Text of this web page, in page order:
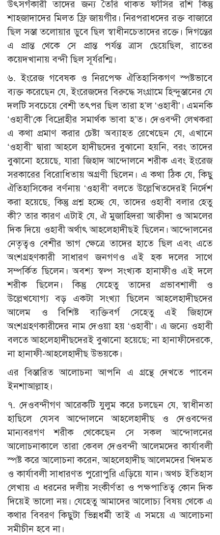
উৎসর্গকারী তাদের জন্য তৈরি থাকত ফাঁসির রশি কিন্তু
শাহজাদাদের মিলত ফ্রি জায়গীর। নিরপরাধদের রক্ত বাজারে
ছিল সস্তা তলোয়ার ডুবে ছিল স্বাধীনচেতাদের রক্তে। দিগন্তের
এ প্রান্ত থেকে সে প্রান্ত পর্যন্ত ত্রাস ছেয়েছিল, রাতের
কয়েদখানায় বন্দী ছিল সূর্যরশ্মি।
৬. ইংরেজ গবেষক ও নিরপেক্ষ ঐতিহাসিকগণ স্পষ্টভাবে
ব্যক্ত করেছেন যে, ইংরেজদের বিরুদ্ধে সংগ্রামে হিন্দুস্তানের যে
দলটি সবচেয়ে বেশী তৎপর ছিল তারা হ’ল ‘ওহাবী’। এমনকি
‘ওহাবী’কে বিদ্রোহীর সমার্থক ভাবা হ’ত। দেওবন্দী লেখকরা
এ কথা প্রমাণ করার চেষ্টা অব্যাহত রেখেছেন যে, এখানে
‘ওহাবী’ দ্বারা আহলে হাদীছদের বুঝানো হয়নি, বরং তাদের
বুঝানো হয়েছে, যারা জিহাদ আন্দোলনে শরীক এবং ইংরেজ
সরকারের বিরোধিতায় অগ্রণী ছিলেন। এ কথা ঠিক যে, কিছু
ঐতিহাসিকের বর্ণনায় ‘ওহাবী’ বলতে উল্লেখিতদেরই নির্দেশ
করা হয়েছে, কিন্তু প্রশ্ন হচ্ছে যে, তাদের ওহাবী বলার হেতু
কী? তার কারণ এটাই যে, ঐ মুজাহিদরা আক্বীদা ও আমলের
দিক দিয়ে ওহাবী অর্থাৎ আহলেহাদীছই ছিলেন। আন্দোলনের
নেতৃত্বও বেশীর ভাগ ক্ষেত্রে তাদের হাতে ছিল এবং এতে
অংশগ্রহণকারী সাধারণ জনগণও এই হক দলের সাথে
সম্পর্কিত ছিলেন। অবশ্য স্বল্প সংখ্যক হানাফীও এই দলে
শরীক ছিলেন। কিন্তু যেহেতু তাদের প্রভাবশালী ও
উল্লেখযোগ্য বড় একটা সংখ্যা ছিলেন আহলেহাদীছদের
আলেম ও বিশিষ্ট ব্যক্তিবর্গ সেহেতু এই জিহাদে
অংশগ্রহণকারীদের নাম দেওয়া হয় ‘ওহাবী’। এ জন্যে ওহাবী
বলতে আহলেহাদীছদেরই বুঝানো হয়েছে; না হানাফীদেরকে,
না হানাফী-আহলেহাদীছ উভয়কে।
এর বিস্তারিত আলোচনা আপনি এ গ্রন্থে দেখতে পাবেন
ইনশাআল্লাহ।
৭. দেওবন্দীগণ আরেকটি যুলুম করে চলছেন যে, স্বাধীনতা
হাছিলে যেসব আন্দোলনে আহলেহাদীছ ও দেওবন্দের
মান্যবরগণ শরীক থেকেছেন সে সকল আন্দোলনের
আলোচনাকালে তারা কেবল দেওবন্দী আলেমদের কার্যাবলী
স্পষ্ট করে আলোচনা করেন, আহলেহাদীছ আলেমদের খিদমত
ও কার্যাবলী সাধারণত পুরোপুরি এড়িয়ে যান। অথচ ইতিহাস
লেখায় এ ধরনের দলীয় সংকীর্ণতা ও পক্ষপাতিত্ব কোন দিক
দিয়েই ভালো নয়। যেহেতু আমাদের আলোচ্য বিষয় থেকে এ
কথার বিবরণ কিছুটা ভিন্নধর্মী তাই এ সময়ে এ আলোচনা
সমীচীন হবে না।